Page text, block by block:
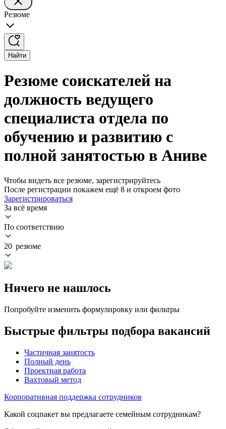
Резюме
Найти
Резюме соискателей на
должность ведущего
специалиста отдела по
обучению и развитию с
полной занятостью в Аниве
Чтобы видеть все резюме, зарегистрируйтесь
После регистрации покажем ещё 8 и откроем фото
Зарегистрироваться
За всё время
По соответствию
20 резюме
Ничего не нашлось
Попробуйте изменить формулировку или фильтры
Быстрые фильтры подбора вакансий
Частичная занятость
Полный день
Проектная работа
Вахтовый метод
Корпоративная поддержка сотрудников
Какой соцпакет вы предлагаете семейным сотрудникам?